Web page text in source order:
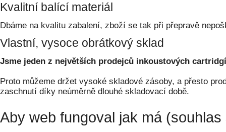
Kvalitní balící materiál
Dbáme na kvalitu zabalení, zboží se tak při přepravě
Vlastní, vysoce obrátkový sklad
Jsme jeden z největších prodejců inkoustových
Proto můžeme držet vysoké skladové zásoby, a přesto
zaschnutí díky neúměrně dlouhé skladovací době.
Aby web fungoval jak má